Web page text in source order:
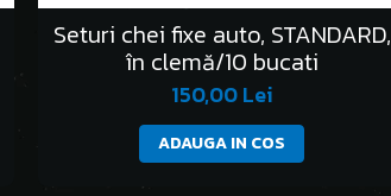
Seturi chei fixe auto, STANDARD,
în clemă/10 bucati
150,00 Lei
ADAUGA IN COS